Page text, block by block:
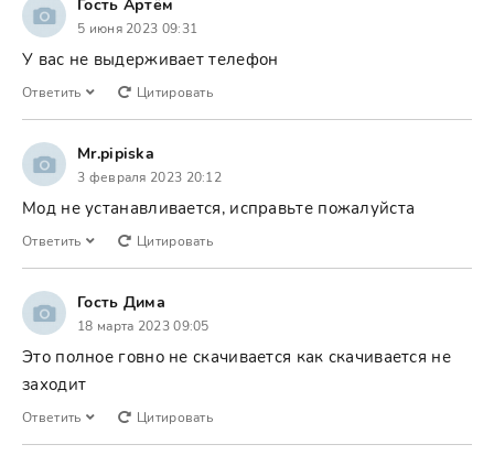
Гость Артём
5 июня 2023 09:31
У вас не выдерживает телефон
Ответить Цитировать
Mr.pipiska
3 февраля 2023 20:12
Мод не устанавливается, исправьте пожалуйста
Ответить Цитировать
Гость Дима
18 марта 2023 09:05
Это полное говно не скачивается как скачивается не
заходит
Ответить Цитировать